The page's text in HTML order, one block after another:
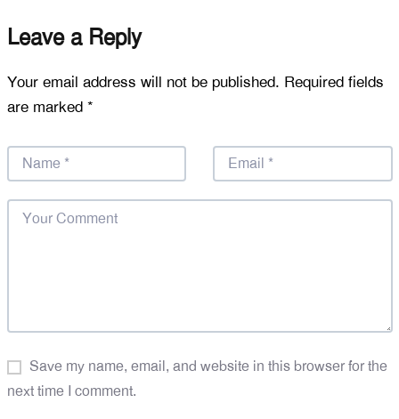
Leave a Reply
Your email address will not be published. Required fields
are marked *
Save my name, email, and website in this browser for the
next time I comment.